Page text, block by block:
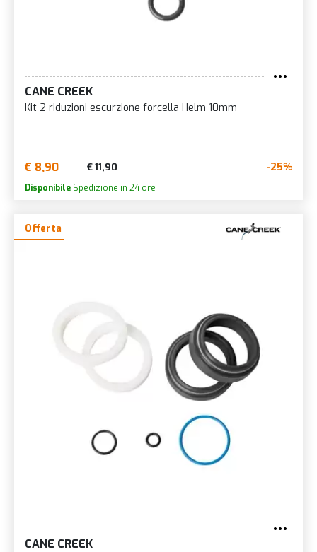
CANE CREEK
Kit 2 riduzioni escurzione forcella Helm 10mm
€ 8,90 € 11,90 -25%
Disponibile Spedizione in 24 ore
Offerta
CANE CREEK